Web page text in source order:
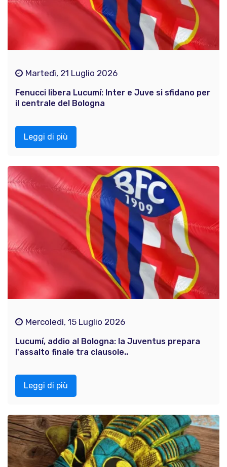
Martedì, 21 Luglio 2026
Fenucci libera Lucumí: Inter e Juve si sfidano per
il centrale del Bologna
Leggi di più
Mercoledì, 15 Luglio 2026
Lucumí, addio al Bologna: la Juventus prepara
l'assalto finale tra clausole..
Leggi di più